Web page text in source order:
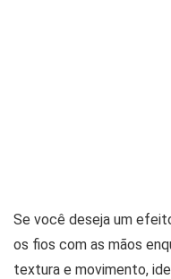
Se você deseja um
os fios com as mãos
textura e movimento,